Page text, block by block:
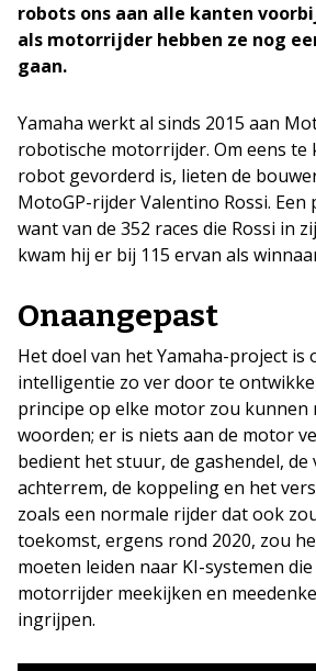
robots ons aan alle kanten
als motorrijder hebben ze nog
gaan.
Yamaha werkt al sinds 2015 aan
robotische motorrijder. Om eens te
robot gevorderd is, lieten de
MotoGP-rijder Valentino Rossi.
want van de 352 races die Rossi in
kwam hij er bij 115 ervan als
Onaangepast
Het doel van het Yamaha-project is
intelligentie zo ver door te
principe op elke motor zou kunnen
woorden; er is niets aan de motor
bedient het stuur, de gashendel, de
achterrem, de koppeling en het
zoals een normale rijder dat ook
toekomst, ergens rond 2020, zou
moeten leiden naar KI-systemen
motorrijder meekijken en
ingrijpen.